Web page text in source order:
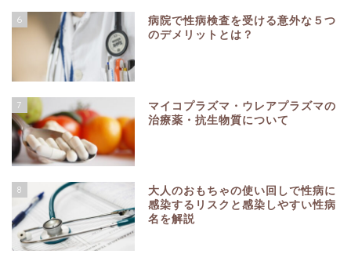
6
病院で性病検査を受ける意外な５つ
のデメリットとは？
7
マイコプラズマ・ウレアプラズマの
治療薬・抗生物質について
8
大人のおもちゃの使い回しで性病に
感染するリスクと感染しやすい性病
名を解説